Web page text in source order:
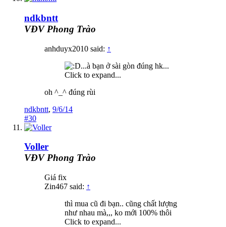
ndkbntt
VĐV Phong Trào
anhduyx2010 said: ↑
...à bạn ở sài gòn đúng hk...
Click to expand...
oh ^_^ đúng rùi
ndkbntt, 9/6/14
#30
Voller
VĐV Phong Trào
Giá fix
Zin467 said: ↑
thì mua cũ đi bạn.. cũng chất lượng
như nhau mà,,, ko mới 100% thôi
Click to expand...